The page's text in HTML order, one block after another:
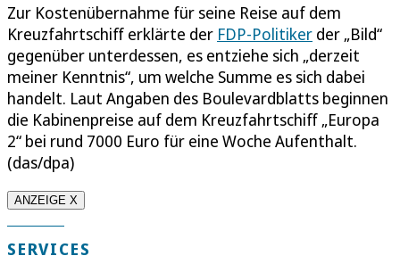
Zur Kostenübernahme für seine Reise auf dem
Kreuzfahrtschiff erklärte der FDP-Politiker der „Bild“
gegenüber unterdessen, es entziehe sich „derzeit
meiner Kenntnis“, um welche Summe es sich dabei
handelt. Laut Angaben des Boulevardblatts beginnen
die Kabinenpreise auf dem Kreuzfahrtschiff „Europa
2“ bei rund 7000 Euro für eine Woche Aufenthalt.
(das/dpa)
ANZEIGE X
SERVICES